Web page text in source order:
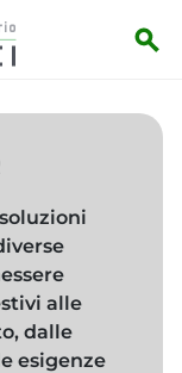
alle
dalle
esigenze